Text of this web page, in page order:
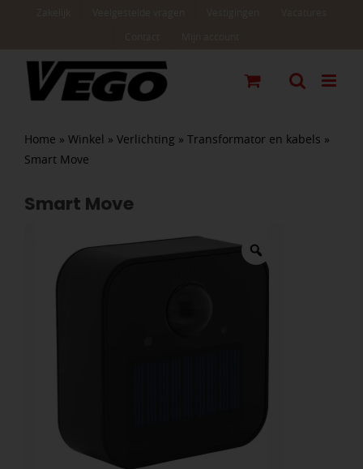
Home » Winkel » Verlichting » Transformator en kabels »
Smart Move
Smart Move